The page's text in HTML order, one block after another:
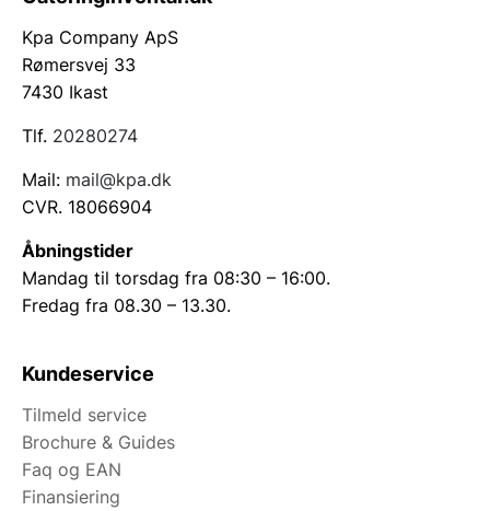
til dine madlavningsbehov, og opgrader dit
køkkenudstyr i dag.
Kpa Company ApS
Rømersvej 33
7430 Ikast
Tlf. 20280274
Mail: mail@kpa.dk
CVR. 18066904
Åbningstider
Mandag til torsdag fra 08:30 – 16:00.
Fredag fra 08.30 – 13.30.
Kundeservice
Tilmeld service
Brochure & Guides
Faq og EAN
Finansiering